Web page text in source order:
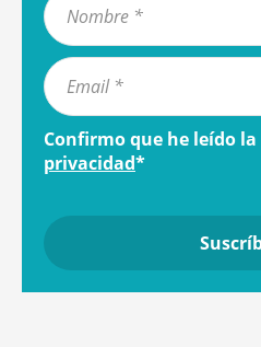
Confirmo que he leído la
privacidad*